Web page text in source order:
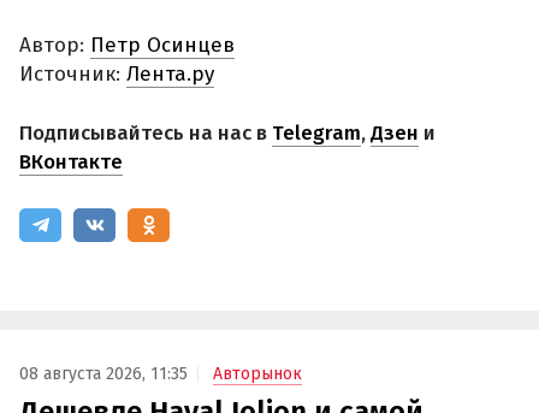
Автор: Петр Осинцев
Источник: Лента.ру
Подписывайтесь на нас в Telegram,Дзен и
ВКонтакте
08 августа 2026, 11:35 Авторынок